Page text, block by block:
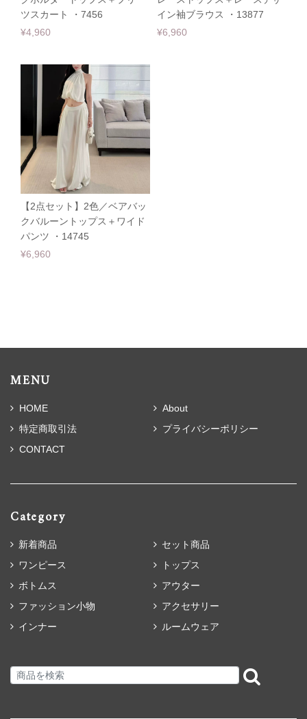
ツスカート ・7456
¥4,960
イン袖ブラウス ・13877
¥6,960
【2点セット】2色／ベアバッ
クバルーントップス＋ワイド
パンツ ・14745
¥6,960
MENU
HOME
About
特定商取引法
プライバシーポリシー
CONTACT
Category
新着商品
セット商品
ワンピース
トップス
ボトムス
アウター
ファッション小物
アクセサリー
インナー
ルームウェア